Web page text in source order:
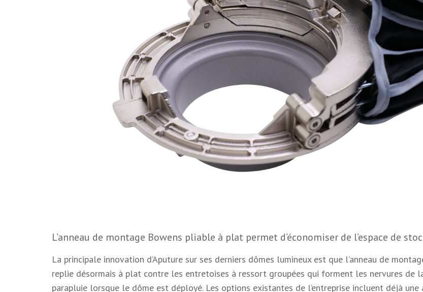
L’anneau de montage Bowens pliable à plat permet d’économiser de l’espace de
La principale innovation d’Aputure sur ses derniers dômes lumineux est que l’anneau de
replie désormais à plat contre les entretoises à ressort groupées qui forment les nervures de
parapluie lorsque le dôme est déployé. Les options existantes de l’entreprise incluent déjà une